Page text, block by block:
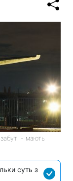
- мають
суть з